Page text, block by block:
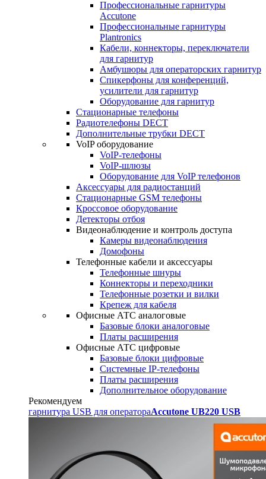
Профессиональные гарнитуры
Accutone
Профессиональные гарнитуры
Plantronics
Кабели, коннекторы, переключатели
для гарнитур
Амбушюры для операторских гарнитур
Cпикерфоны для конференций,
усилители для гарнитур
Оборудование для гарнитур
Стационарные телефоны
Радиотелефоны DECT
Дополнительные трубки DECT
VoIP оборудование
VoIP-телефоны
VoIP-шлюзы
Оборудование для VoIP телефонов
Аксессуары для радиостанций
Стационарные GSM телефоны
Кроссовое оборудование
Детекторы отбоя
Видеонаблюдение и контроль доступа
Камеры видеонаблюдения
Домофоны
Телефонные кабели и аксессуары
Телефонные шнуры
Коннекторы и переходники
Телефонные розетки и вилки
Крепеж для кабеля
Офисные АТС аналоговые
Базовые блоки аналоговые
Платы расширения
Офисные АТС цифровые
Базовые блоки цифровые
Системные IP-телефоны
Платы расширения
Дополнительное оборудование
Рекомендуем
гарнитура USB для оператораAccutone UB220 USB